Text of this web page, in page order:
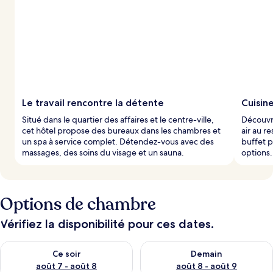
Le travail rencontre la détente
Situé dans le quartier des affaires et le centre-ville,
cet hôtel propose des bureaux dans les chambres et
un spa à service complet. Détendez-vous avec des
massages, des soins du visage et un sauna.
air au
buffet
options.
Options de chambre
Vérifiez la disponibilité pour ces dates.
Ce soir
août 7 - août 8
Vérifier la disponibilité pour ce soir août 7 - août 8
Demain
août 8 - août 9
Vérifier la disponibilité pour